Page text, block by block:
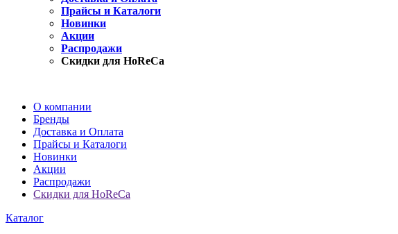
Прайсы и Каталоги
Новинки
Акции
Распродажи
Скидки для HoReCa
О компании
Бренды
Доставка и Оплата
Прайсы и Каталоги
Новинки
Акции
Распродажи
Скидки для HoReCa
Каталог